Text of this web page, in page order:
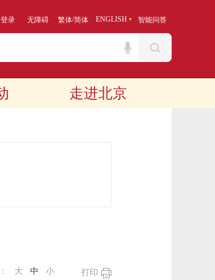
录 无障碍 繁体/简体 ENGLISH 智能问答
走进北京
打印
大 中 小